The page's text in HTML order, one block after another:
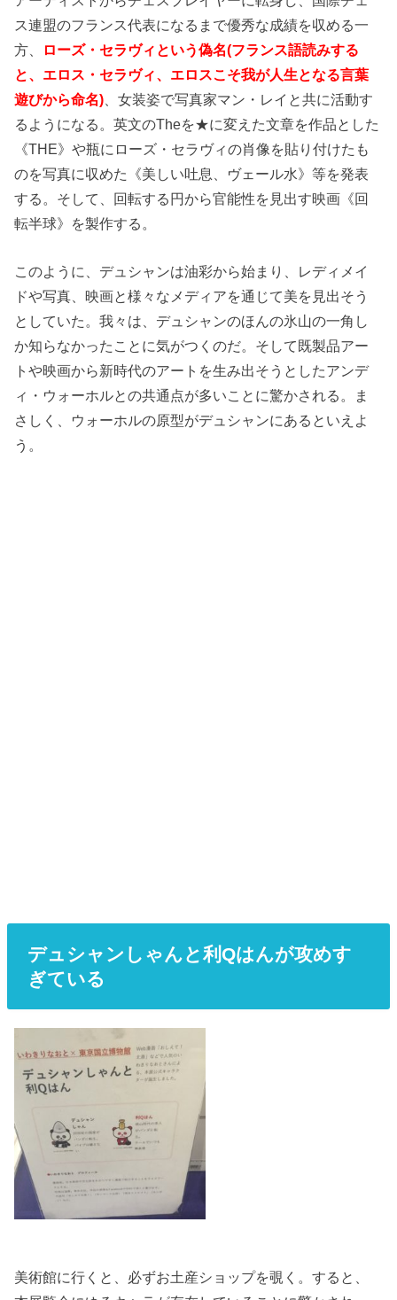
ス連盟のフランス代表になるまで優秀な成績を収める一
方、
ローズ・セラヴィという偽名(フランス語読みする
と、エロス・セラヴィ、エロスこそ我が人生となる言葉
遊びから命名) 、女装姿で写真家マン・レイと共に活動す
るようになる。英文のTheを★に変えた文章を作品とした
《THE》や瓶にローズ・セラヴィの肖像を貼り付けたも
のを写真に収めた《美しい吐息、ヴェール水》等を発表
する。そして、回転する円から官能性を見出す映画《回
転半球》を製作する。
このように、デュシャンは油彩から始まり、レディメイ
ドや写真、映画と様々なメディアを通じて美を見出そう
としていた。我々は、デュシャンのほんの氷山の一角し
か知らなかったことに気がつくのだ。そして既製品アー
トや映画から新時代のアートを生み出そうとしたアンデ
ィ・ウォーホルとの共通点が多いことに驚かされる。ま
さしく、ウォーホルの原型がデュシャンにあるといえよ
う。
デュシャンしゃんと利Qはんが攻めす
ぎている
美術館に行くと、必ずお土産ショップを覗く。すると、